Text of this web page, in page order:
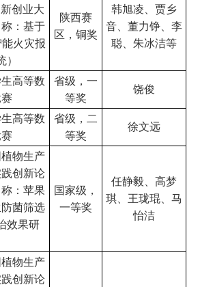
创业大
：基于
火灾报
陕西赛
区，铜奖
韩旭凌、贾乡
音、董力铮、李
聪、朱冰洁等
高等数
省级，一
等奖
饶俊
高等数
省级，二
等奖
徐文远
物生产
创新论
：苹果
菌筛选
效果研
国家级，
一等奖
任静毅、高梦
琪、王珑琨、马
怡洁
物生产
创新论